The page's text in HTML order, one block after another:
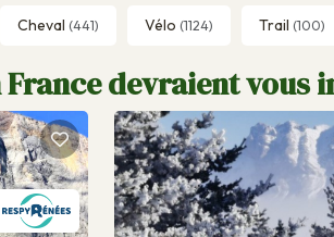
Cheval (441) Vélo (1124) Trail (100)
France devraient vous